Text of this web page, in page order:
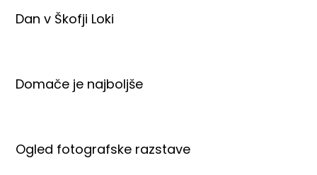
Dan v Škofji Loki
Domače je najboljše
Ogled fotografske razstave